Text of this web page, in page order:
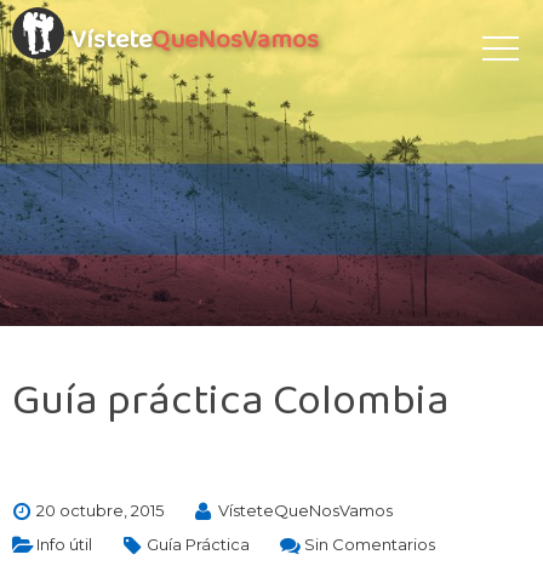
VísteteQueNosVamos
Guía práctica Colombia
20 octubre, 2015
VísteteQueNosVamos
Info útil
Guía Práctica Sin Comentarios